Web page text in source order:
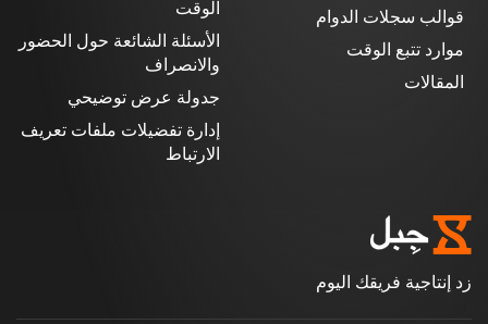
قوالب سجلات الدوام
موارد تتبع الوقت
المقالات
الوقت
الأسئلة الشائعة حول الحضور
والانصراف
جدولة عرض توضيحي
إدارة تفضيلات ملفات تعريف
الارتباط
زد إنتاجية فريقك اليوم